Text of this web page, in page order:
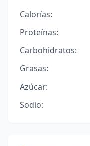
Calorías:
Proteínas:
Carbohidratos:
Grasas:
Azúcar:
Sodio: